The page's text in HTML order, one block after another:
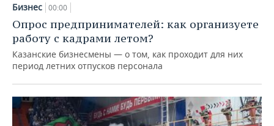
Бизнес 00:00
Опрос предпринимателей: как организуете
работу с кадрами летом?
Казанские бизнесмены — о том, как проходит для них
период летних отпусков персонала